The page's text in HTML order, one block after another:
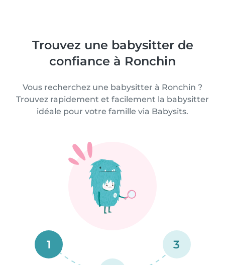
Trouvez une babysitter de
confiance à Ronchin
Vous recherchez une babysitter à Ronchin ?
Trouvez rapidement et facilement la babysitter
idéale pour votre famille via Babysits.
1 3